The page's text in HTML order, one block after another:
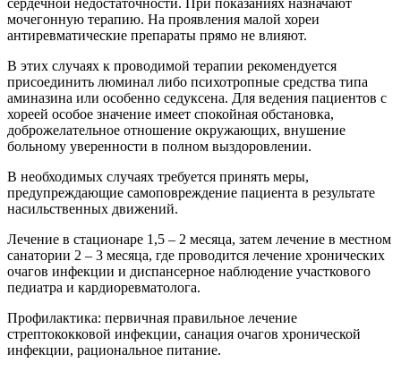
мочегонную терапию. На проявления малой хореи
антиревматические препараты прямо не влияют.
В этих случаях к проводимой терапии рекомендуется
присоединить люминал либо психотропные средства типа
аминазина или особенно седуксена. Для ведения пациентов с
хореей особое значение имеет спокойная обстановка,
доброжелательное отношение окружающих, внушение
больному уверенности в полном выздоровлении.
В необходимых случаях требуется принять меры,
предупреждающие самоповреждение пациента в результате
насильственных движений.
Лечение в стационаре 1,5 – 2 месяца, затем лечение в местном
санатории 2 – 3 месяца, где проводится лечение хронических
очагов инфекции и диспансерное наблюдение участкового
педиатра и кардиоревматолога.
Профилактика: первичная правильное лечение
стрептококковой инфекции, санация очагов хронической
инфекции, рациональное питание.